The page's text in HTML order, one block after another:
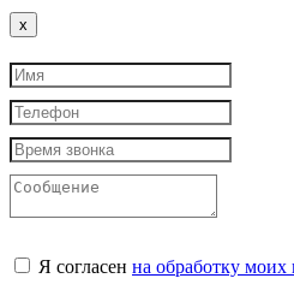
x
Я согласен на обработку